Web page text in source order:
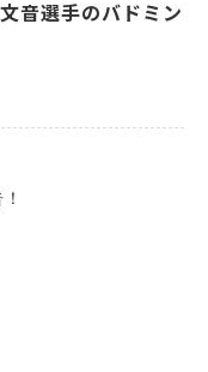
音選手のバドミン